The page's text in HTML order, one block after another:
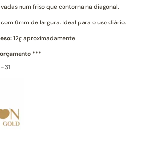
num friso que contorna na diagonal.
6mm de largura. Ideal para o uso diário.
12g aproximadamente
***
31